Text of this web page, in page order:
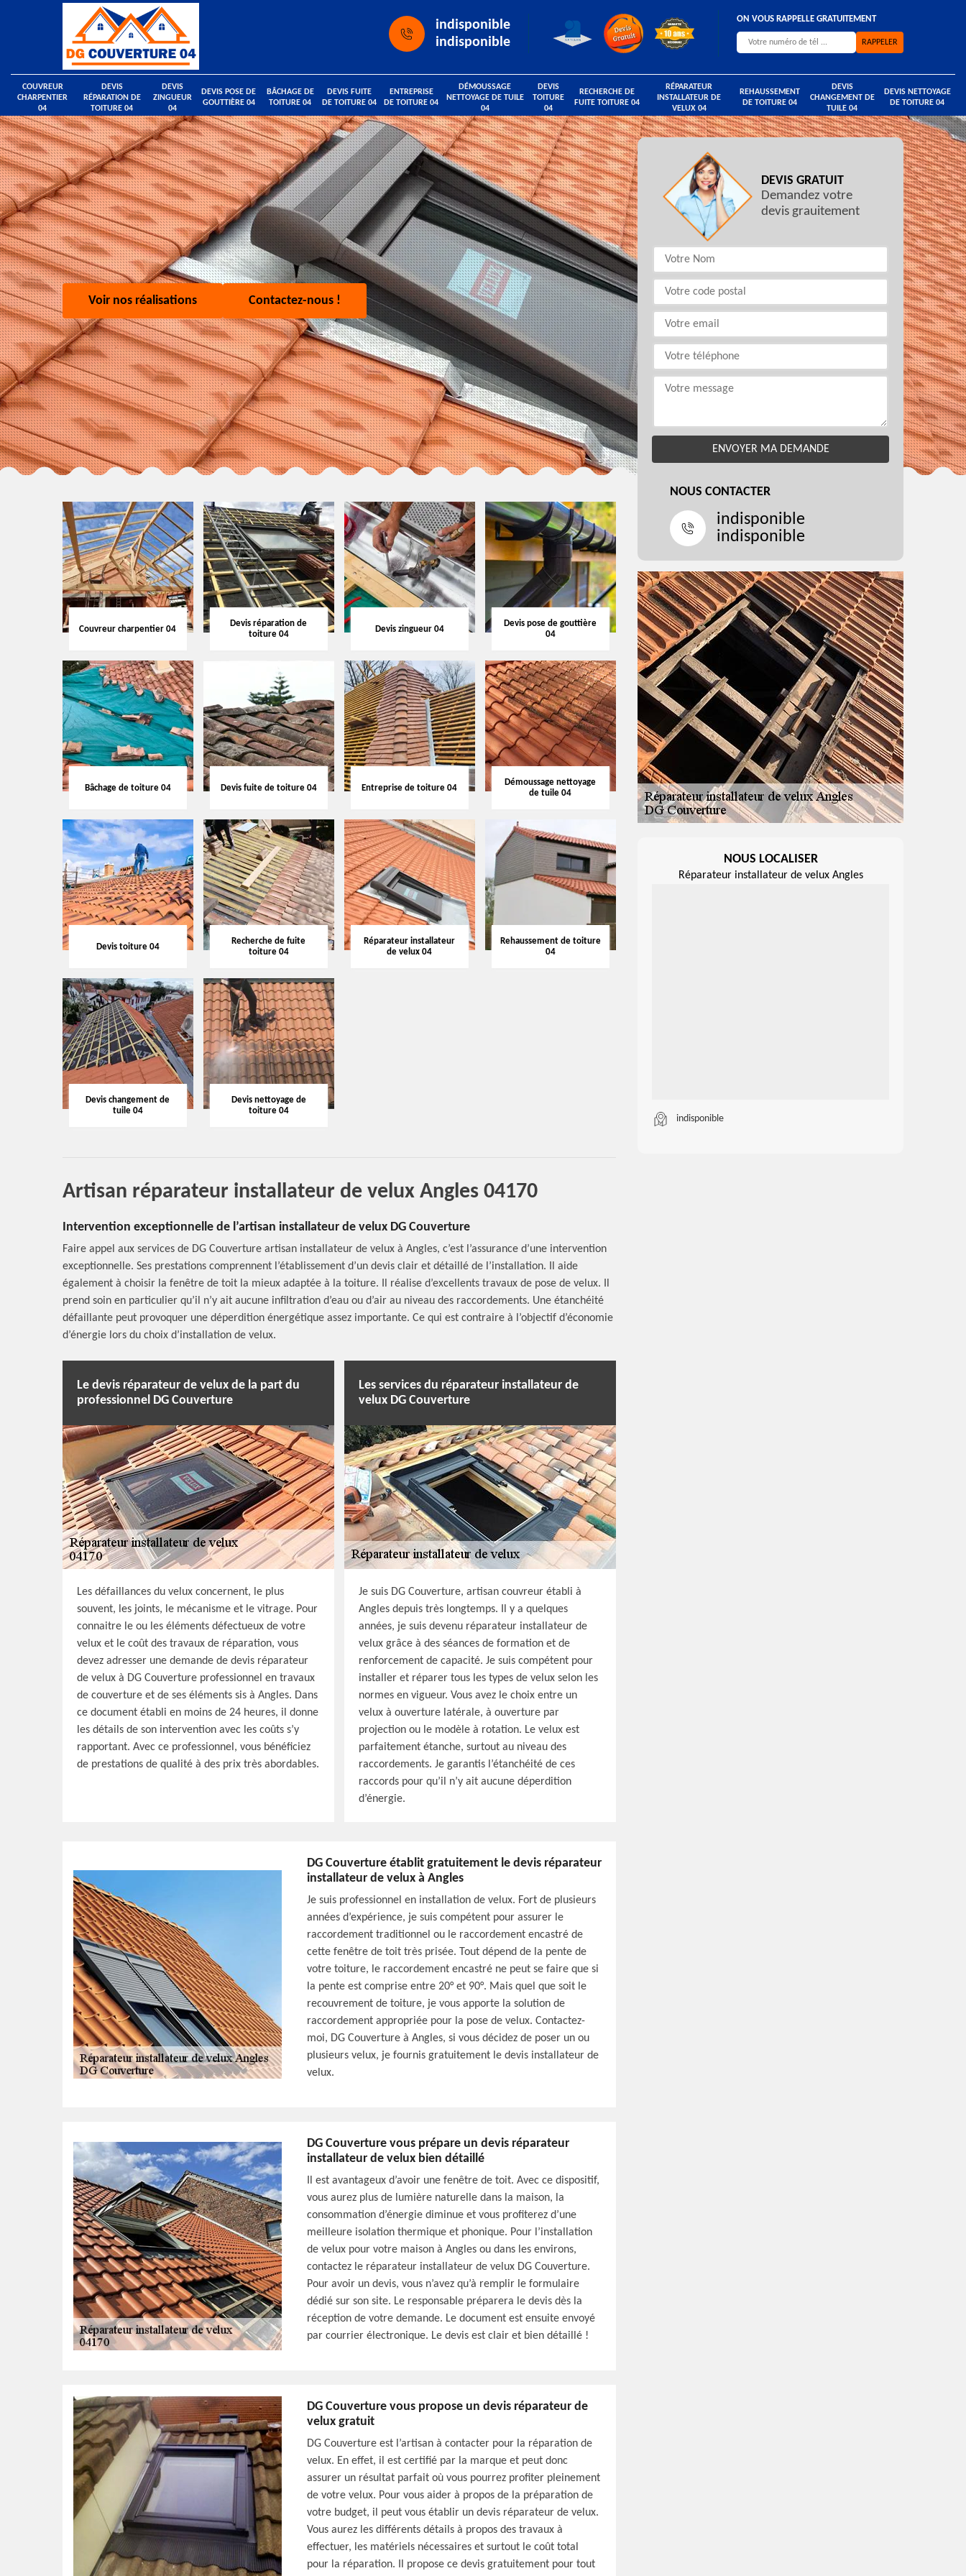
indisponible
indisponible
ON VOUS RAPPELLE GRATUITEMENT
COUVREUR
CHARPENTIER
04
DEVIS
RÉPARATION DE
TOITURE 04
DEVIS
ZINGUEUR
04
DEVIS POSE DE
GOUTTIÈRE 04
BÂCHAGE DE
TOITURE 04
DEVIS FUITE
DE TOITURE 04
ENTREPRISE
DE TOITURE 04
DÉMOUSSAGE
NETTOYAGE DE TUILE
04
DEVIS
TOITURE
04
RECHERCHE DE
FUITE TOITURE 04
RÉPARATEUR
INSTALLATEUR DE
VELUX 04
REHAUSSEMENT
DE TOITURE 04
DEVIS
CHANGEMENT DE
TUILE 04
DEVIS NETTOYAGE
DE TOITURE 04
Voir nos réalisations Contactez-nous !
Couvreur charpentier 04
Devis réparation de
toiture 04
Devis zingueur 04
Devis pose de gouttière
04
Bâchage de toiture 04 Devis fuite de toiture 04 Entreprise de toiture 04
Démoussage nettoyage
de tuile 04
Devis toiture 04
Recherche de fuite
toiture 04
Réparateur installateur
de velux 04
Rehaussement de toiture
04
Devis changement de
tuile 04
Devis nettoyage de
toiture 04
Artisan réparateur installateur de velux Angles 04170
Intervention exceptionnelle de l’artisan installateur de velux DG Couverture
Faire appel aux services de DG Couverture artisan installateur de velux à Angles, c’est l’assurance d’une intervention
exceptionnelle. Ses prestations comprennent l’établissement d’un devis clair et détaillé de l’installation. Il aide
également à choisir la fenêtre de toit la mieux adaptée à la toiture. Il réalise d’excellents travaux de pose de velux. Il
prend soin en particulier qu’il n’y ait aucune infiltration d’eau ou d’air au niveau des raccordements. Une étanchéité
défaillante peut provoquer une déperdition énergétique assez importante. Ce qui est contraire à l’objectif d’économie
d’énergie lors du choix d’installation de velux.
Le devis réparateur de velux de la part du
professionnel DG Couverture
Les défaillances du velux concernent, le plus
souvent, les joints, le mécanisme et le vitrage. Pour
connaitre le ou les éléments défectueux de votre
velux et le coût des travaux de réparation, vous
devez adresser une demande de devis réparateur
de velux à DG Couverture professionnel en travaux
de couverture et de ses éléments sis à Angles. Dans
ce document établi en moins de 24 heures, il donne
les détails de son intervention avec les coûts s’y
rapportant. Avec ce professionnel, vous bénéficiez
de prestations de qualité à des prix très abordables.
Les services du réparateur installateur de
velux DG Couverture
Je suis DG Couverture, artisan couvreur établi à
Angles depuis très longtemps. Il y a quelques
années, je suis devenu réparateur installateur de
velux grâce à des séances de formation et de
renforcement de capacité. Je suis compétent pour
installer et réparer tous les types de velux selon les
normes en vigueur. Vous avez le choix entre un
velux à ouverture latérale, à ouverture par
projection ou le modèle à rotation. Le velux est
parfaitement étanche, surtout au niveau des
raccordements. Je garantis l’étanchéité de ces
raccords pour qu’il n’y ait aucune déperdition
d’énergie.
DG Couverture établit gratuitement le devis réparateur
installateur de velux à Angles
Je suis professionnel en installation de velux. Fort de plusieurs
années d’expérience, je suis compétent pour assurer le
raccordement traditionnel ou le raccordement encastré de
cette fenêtre de toit très prisée. Tout dépend de la pente de
votre toiture, le raccordement encastré ne peut se faire que si
la pente est comprise entre 20° et 90°. Mais quel que soit le
recouvrement de toiture, je vous apporte la solution de
raccordement appropriée pour la pose de velux. Contactez-
moi, DG Couverture à Angles, si vous décidez de poser un ou
plusieurs velux, je fournis gratuitement le devis installateur de
velux.
DG Couverture vous prépare un devis réparateur
installateur de velux bien détaillé
Il est avantageux d’avoir une fenêtre de toit. Avec ce dispositif,
vous aurez plus de lumière naturelle dans la maison, la
consommation d’énergie diminue et vous profiterez d’une
meilleure isolation thermique et phonique. Pour l’installation
de velux pour votre maison à Angles ou dans les environs,
contactez le réparateur installateur de velux DG Couverture.
Pour avoir un devis, vous n’avez qu’à remplir le formulaire
dédié sur son site. Le responsable préparera le devis dès la
réception de votre demande. Le document est ensuite envoyé
par courrier électronique. Le devis est clair et bien détaillé !
DG Couverture vous propose un devis réparateur de
velux gratuit
DG Couverture est l’artisan à contacter pour la réparation de
velux. En effet, il est certifié par la marque et peut donc
assurer un résultat parfait où vous pourrez profiter pleinement
de votre velux. Pour vous aider à propos de la préparation de
votre budget, il peut vous établir un devis réparateur de velux.
Vous aurez les différents détails à propos des travaux à
effectuer, les matériels nécessaires et surtout le coût total
pour la réparation. Il propose ce devis gratuitement pour tout
DEVIS GRATUIT
Demandez votre
devis grauitement
NOUS CONTACTER
indisponible
indisponible
NOUS LOCALISER
Réparateur installateur de velux Angles
indisponible